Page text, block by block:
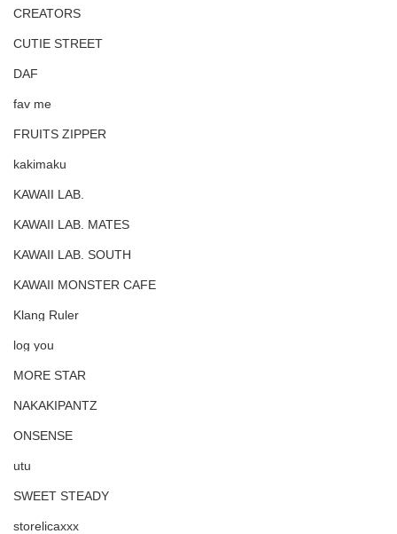
CREATORS
CUTIE STREET
DAF
fav me
FRUITS ZIPPER
kakimaku
KAWAII LAB.
KAWAII LAB. MATES
KAWAII LAB. SOUTH
KAWAII MONSTER CAFE
Klang Ruler
log you
MORE STAR
NAKAKIPANTZ
ONSENSE
utu
SWEET STEADY
storelicaxxx